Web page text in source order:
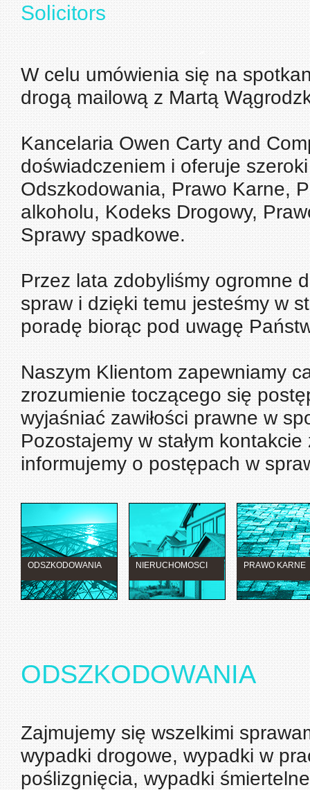
Solicitors
W celu umówienia się na
drogą mailową z Martą
Kancelaria Owen Carty and
doświadczeniem i oferuje
Odszkodowania, Prawo Karne,
alkoholu, Kodeks Drogowy,
Sprawy spadkowe.
Przez lata zdobyliśmy ogromne
spraw i dzięki temu jesteśmy w
poradę biorąc pod uwagę
Naszym Klientom zapewniamy
zrozumienie toczącego się
wyjaśniać zawiłości prawne w
Pozostajemy w stałym
informujemy o postępach w
ODSZKODOWANIA NIERUCHOMOSCI PRAWO KARNE
ODSZKODOWANIA
Zajmujemy się wszelkimi
wypadki drogowe, wypadki w
poślizgnięcia, wypadki